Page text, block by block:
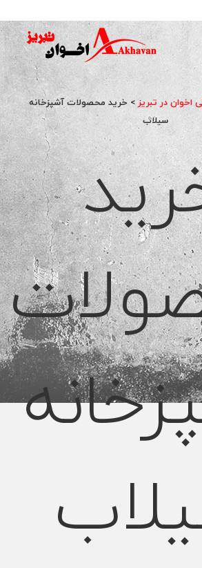
اخوان در تبریز> خرید محصولات آشپزخانه
سیلاب